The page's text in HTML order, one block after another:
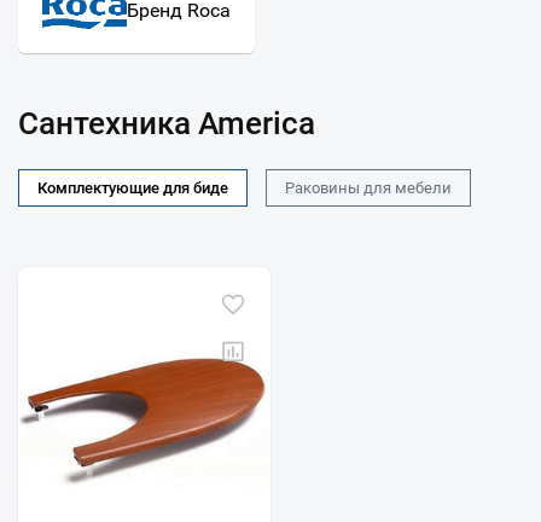
Бренд Roca
Сантехника America
Комплектующие для биде Раковины для мебели